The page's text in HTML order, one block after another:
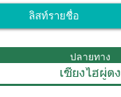
ลิสท์รายชื่อ
ปลายทาง
เซี่ยงไฮผู่ตง